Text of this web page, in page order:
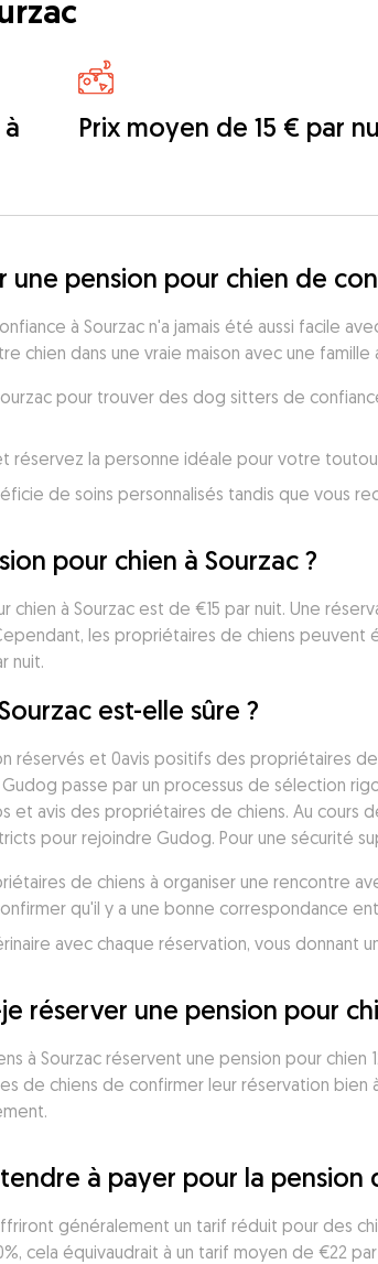
Prix moyen de 15 € par
pension pour chien de
à Sourzac n'a jamais été aussi facile
chien dans une vraie maison avec une
pour trouver des dog sitters de
réservez la personne idéale pour votre
de soins personnalisés tandis que vous
pour chien à Sourzac ?
à Sourzac est de €15 par nuit. Une
les propriétaires de chiens
nuit.
est-elle sûre ?
réservés et 0avis positifs des propriétaires
passe par un processus de sélection
et avis des propriétaires de chiens. Au cours
pour rejoindre Gudog. Pour une sécurité
de chiens à organiser une rencontre
qu'il y a une bonne correspondance
réserver une pension pour
à Sourzac réservent une pension pour chien
de chiens de confirmer leur réservation
à payer pour la pension
généralement un tarif réduit pour des
cela équivaudrait à un tarif moyen de €22